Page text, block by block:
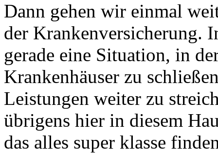
Dann gehen wir einmal
der Krankenversicherung.
gerade eine Situation, in
Krankenhäuser zu
Leistungen weiter zu
übrigens hier in diesem
das alles super klasse